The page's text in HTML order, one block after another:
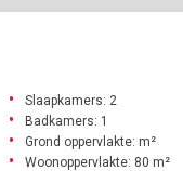
Slaapkamers: 2
Badkamers: 1
Grond oppervlakte: m²
Woonoppervlakte: 80 m²